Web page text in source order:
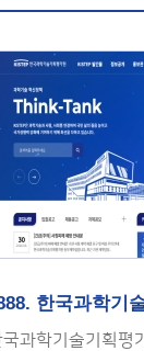
한국과학기
과학기술기획평